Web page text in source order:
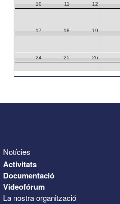
10 11 12
17 18 19
24 25 26
Notícies
Activitats
Documentació
Videofórum
La nostra organització